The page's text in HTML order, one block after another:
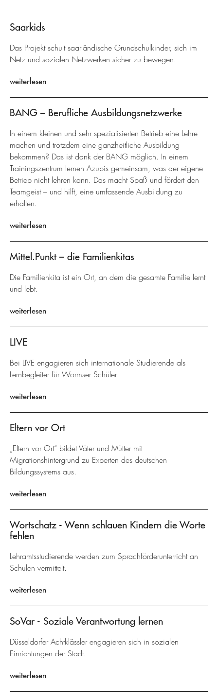
Saarkids
Das Projekt schult saarländische Grundschulkinder, sich im
Netz und sozialen Netzwerken sicher zu bewegen.
weiterlesen
BANG – Berufliche Ausbildungsnetzwerke
In einem kleinen und sehr spezialisierten Betrieb eine Lehre
machen und trotzdem eine ganzheitliche Ausbildung
bekommen? Das ist dank der BANG möglich. In einem
Trainingszentrum lernen Azubis gemeinsam, was der eigene
Betrieb nicht lehren kann. Das macht Spaß und fördert den
Teamgeist – und hilft, eine umfassende Ausbildung zu
erhalten.
weiterlesen
Mittel.Punkt – die Familienkitas
Die Familienkita ist ein Ort, an dem die gesamte Familie lernt
und lebt.
weiterlesen
LIVE
Bei LIVE engagieren sich internationale Studierende als
Lernbegleiter für Wormser Schüler.
weiterlesen
Eltern vor Ort
„Eltern vor Ort“ bildet Väter und Mütter mit
Migrationshintergrund zu Experten des deutschen
Bildungssystems aus.
weiterlesen
Wortschatz - Wenn schlauen Kindern die Worte
fehlen
Lehramtsstudierende werden zum Sprachförderunterricht an
Schulen vermittelt.
weiterlesen
SoVar - Soziale Verantwortung lernen
Düsseldorfer Achtklässler engagieren sich in sozialen
Einrichtungen der Stadt.
weiterlesen